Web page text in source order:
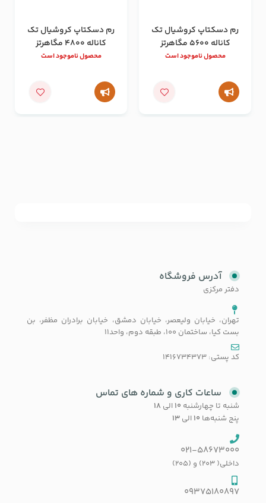
رم دسکتاپ کروشیال تک
کاناله 5600 مگاهرتز
ظرفیت 16 گیگابایت
محصول ناموجود است
رم دسکتاپ کروشیال تک
کاناله 4800 مگاهرتز
ظرفیت 16 گیگابایت
محصول ناموجود است
آدرس فروشگاه
دفتر مرکزی
تهران، خیابان ولیعصر، خیابان دمشق، خیابان برادران مظفر، بن
بست کیا، ساختمان 100، طبقه دوم، واحد11
کد پستی: 1416734373
ساعات کاری و شماره های تماس
شنبه تا چهارشنبه ۱۰ الی ۱۸
پنج شنبه‌ها ۱۰ الی ۱۳
021-58673000
داخلی( 203) و (205)
09375180897